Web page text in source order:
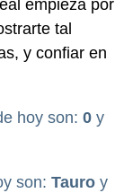
empieza por
tal
y confiar en
hoy son: 0 y
son: Tauro y